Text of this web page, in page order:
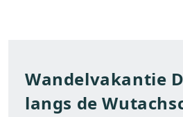
Wandelvakantie
langs de